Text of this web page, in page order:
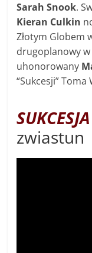
Sarah Snook.
Kieran Culkin
Złotym Globem
drugoplanowy
uhonorowany
“Sukcesji”
SUKCESJA
zwiastun